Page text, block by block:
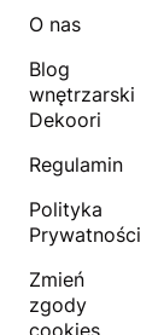
O nas
Blog
wnętrzarski
Dekoori
Regulamin
Polityka
Prywatności
Zmień
zgody